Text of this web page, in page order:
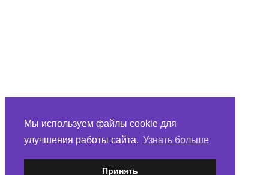
Мы используем файлы cookie для
улучшения работы сайта. Узнать больше
Принять